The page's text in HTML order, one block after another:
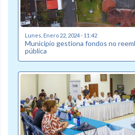
Lunes, Enero 22, 2024 - 11:42
Municipio gestiona fondos no
pública